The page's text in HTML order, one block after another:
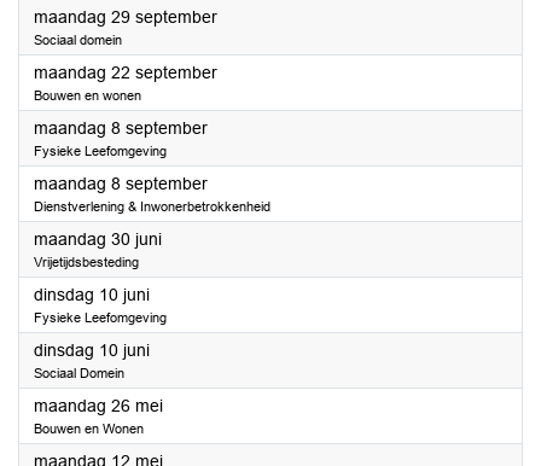
maandag 29 september2025
Sociaal domein
maandag 22 september2025
Bouwen en wonen
maandag 8 september2025
Fysieke Leefomgeving
maandag 8 september2025
Dienstverlening & Inwonerbetrokkenheid
maandag 30 juni2025
Vrijetijdsbesteding
dinsdag 10 juni2025
Fysieke Leefomgeving
dinsdag 10 juni2025
Sociaal Domein
maandag 26 mei2025
Bouwen en Wonen
maandag 12 mei2025